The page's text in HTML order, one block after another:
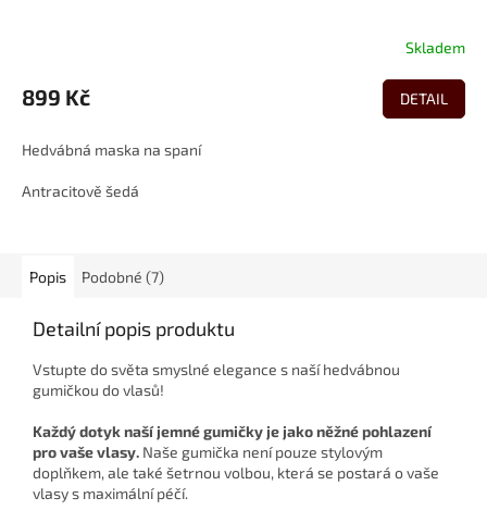
Skladem
899 Kč DETAIL
Hedvábná maska na spaní
Antracitově šedá
Popis Podobné (7)
Detailní popis produktu
Vstupte do světa smyslné elegance s naší hedvábnou
gumičkou do vlasů!
Každý dotyk naší jemné gumičky je jako něžné pohlazení
pro vaše vlasy. Naše gumička není pouze stylovým
doplňkem, ale také šetrnou volbou, která se postará o vaše
vlasy s maximální péčí.